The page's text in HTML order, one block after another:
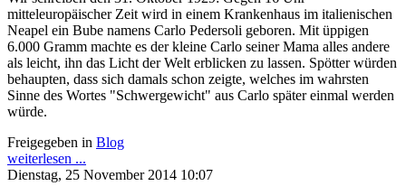
mitteleuropäischer Zeit wird in einem Krankenhaus im italienischen
Neapel ein Bube namens Carlo Pedersoli geboren. Mit üppigen
6.000 Gramm machte es der kleine Carlo seiner Mama alles andere
als leicht, ihn das Licht der Welt erblicken zu lassen. Spötter würden
behaupten, dass sich damals schon zeigte, welches im wahrsten
Sinne des Wortes "Schwergewicht" aus Carlo später einmal werden
würde.
Freigegeben in Blog
weiterlesen ...
Dienstag, 25 November 2014 10:07